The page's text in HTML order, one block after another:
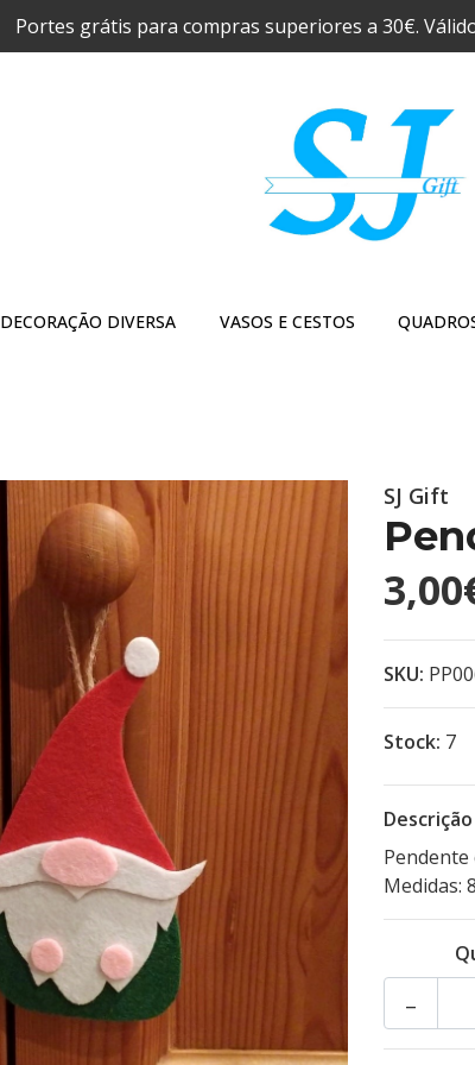
Portes grátis para compras superiores a 30€.
DECORAÇÃO DIVERSA VASOS E CESTOS
SJ Gift
SKU:
Stock: 7
Descrição
Medidas:
-